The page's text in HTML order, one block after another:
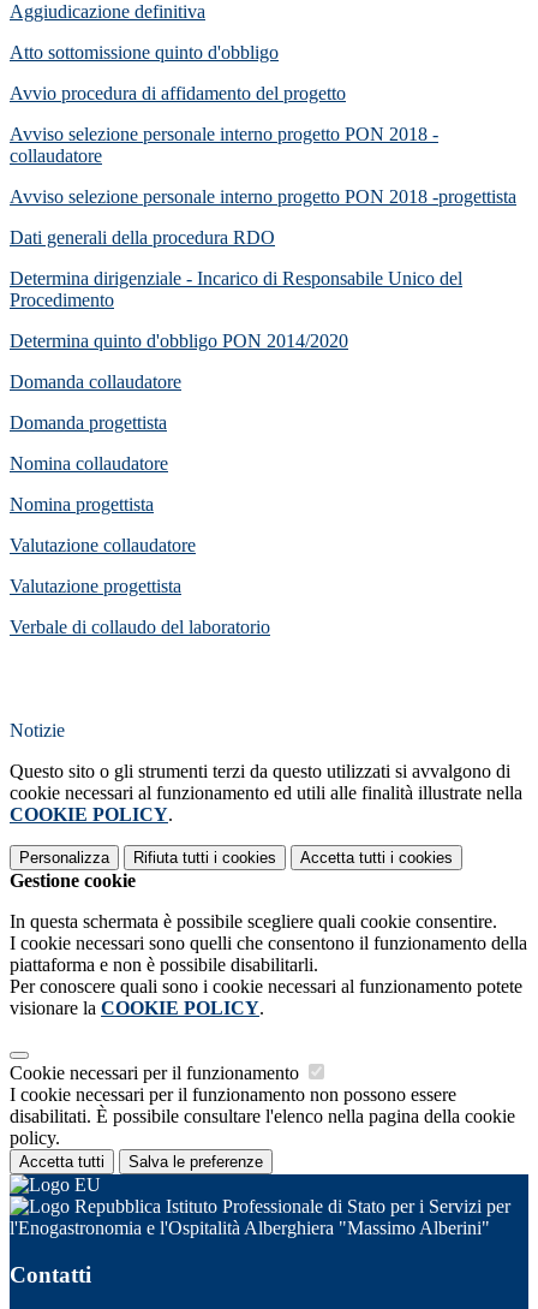
Aggiudicazione definitiva
Atto sottomissione quinto d'obbligo
Avvio procedura di affidamento del progetto
Avviso selezione personale interno progetto PON 2018 -
collaudatore
Avviso selezione personale interno progetto PON 2018 -progettista
Dati generali della procedura RDO
Determina dirigenziale - Incarico di Responsabile Unico del
Procedimento
Determina quinto d'obbligo PON 2014/2020
Domanda collaudatore
Domanda progettista
Nomina collaudatore
Nomina progettista
Valutazione collaudatore
Valutazione progettista
Verbale di collaudo del laboratorio
Notizie
Questo sito o gli strumenti terzi da questo utilizzati si avvalgono di
cookie necessari al funzionamento ed utili alle finalità illustrate nella
COOKIE POLICY.
Personalizza Rifiuta tutti i cookies Accetta tutti i cookies
Gestione cookie
In questa schermata è possibile scegliere quali cookie consentire.
I cookie necessari sono quelli che consentono il funzionamento della
piattaforma e non è possibile disabilitarli.
Per conoscere quali sono i cookie necessari al funzionamento potete
visionare la COOKIE POLICY.
Cookie necessari per il funzionamento
I cookie necessari per il funzionamento non possono essere
disabilitati. È possibile consultare l'elenco nella pagina della cookie
policy.
Accetta tutti Salva le preferenze
Istituto Professionale di Stato per i Servizi per
l'Enogastronomia e l'Ospitalità Alberghiera "Massimo Alberini"
Contatti